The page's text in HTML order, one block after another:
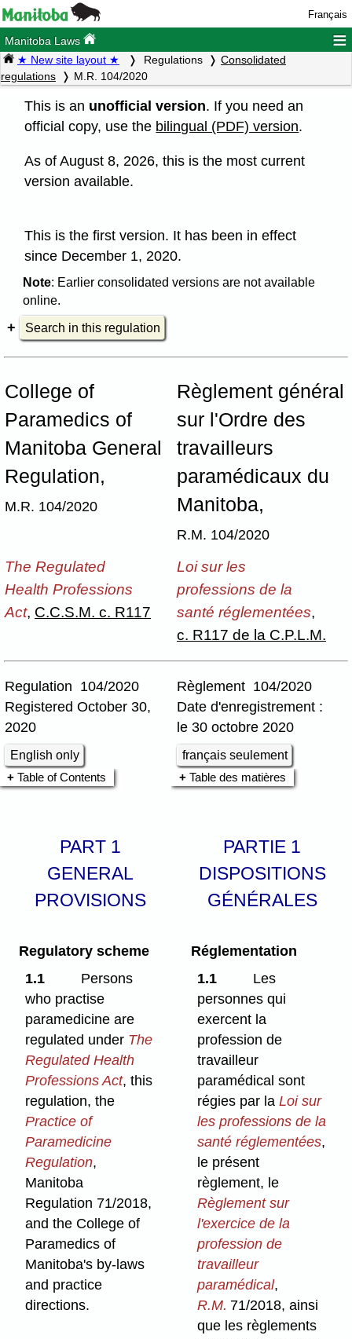
Français
Manitoba Laws ≡
★ New site layout ★ Regulations
Consolidated
regulations
M.R. 104/2020
This is an unofficial version. If you need an
official copy, use the bilingual (PDF) version.
As of August 8, 2026, this is the most current
version available.
This is the first version. It has been in effect
since December 1, 2020.
Note: Earlier consolidated versions are not available
online.
Search in this regulation
College of
Paramedics of
Manitoba General
Regulation,
M.R. 104/2020
Règlement général
sur l'Ordre des
travailleurs
paramédicaux du
Manitoba,
R.M. 104/2020
The Regulated
Health Professions
Act, C.C.S.M. c. R117
Loi sur les
professions de la
santé réglementées,
c. R117 de la C.P.L.M.
Regulation 104/2020
Registered October 30,
2020
English only
Règlement 104/2020
Date d'enregistrement :
le 30 octobre 2020
français seulement
Table of Contents
Table des matières
PART 1
GENERAL
PROVISIONS
PARTIE 1
DISPOSITIONS
GÉNÉRALES
Regulatory scheme
1.1
Persons
who practise
paramedicine are
regulated under The
Regulated Health
Professions Act, this
regulation, the
Practice of
Paramedicine
Regulation,
Manitoba
Regulation 71/2018,
and the College of
Paramedics of
Manitoba's by-laws
and practice
directions.
Réglementation
1.1
Les
personnes qui
exercent la
profession de
travailleur
paramédical sont
régies par laLoi sur
les professions de la
santé réglementées,
le présent
règlement, le
Règlement sur
l'exercice de la
profession de
travailleur
paramédical,
R.M. 71/2018, ainsi
que les règlements